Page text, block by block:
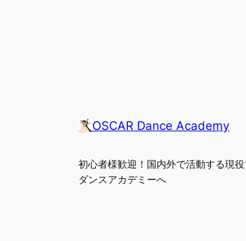
OSCAR Dance Academy
初心者様歓迎！国内外で活動する現
ダンスアカデミーへ